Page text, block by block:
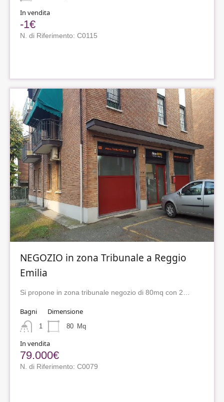
In vendita
-1€
N. di Riferimento: C0115
NEGOZIO in zona Tribunale a Reggio
Emilia
Si propone in zona tribunale negozio di 80mq con 2…
Bagni
1
Dimensione
80 Mq
In vendita
79.000€
N. di Riferimento: C0079